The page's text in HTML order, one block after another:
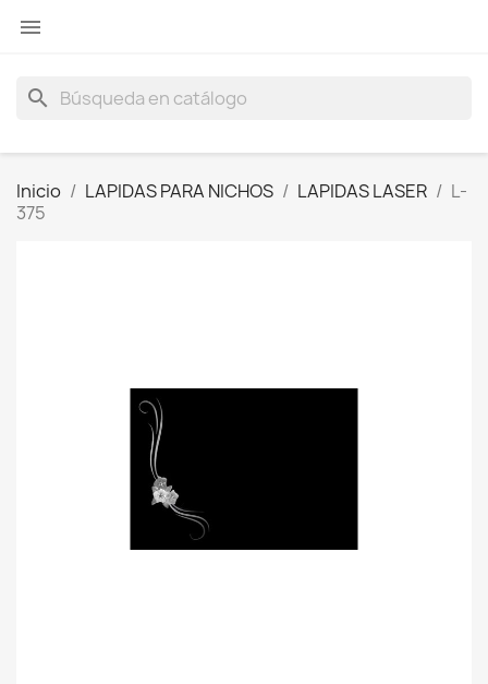

search
Inicio LAPIDAS PARA NICHOS LAPIDAS LASER
L-
375